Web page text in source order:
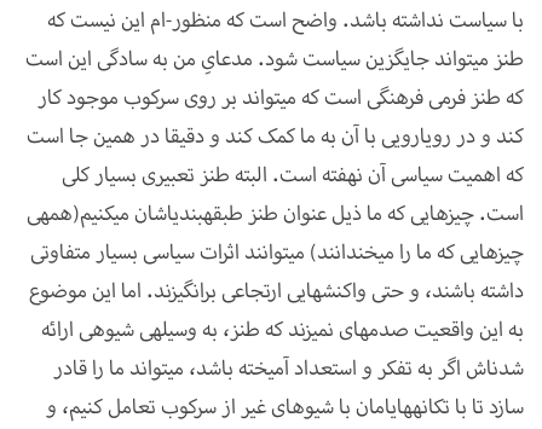
با سیاست نداشته باشد. واضح است که منظور-ام این نیست که
طنز می­تواند جایگزین سیاست شود. مدعایِ من به سادگی این است
که طنز فرمی فرهنگی است که می­تواند بر روی سرکوب موجود کار
کند و در رویارویی با آن به ما کمک کند و دقیقا در همین جا است
که اهمیت سیاسی آن نهفته است. البته طنز تعبیری بسیار کلی
است. چیزهایی که ما ذیل عنوان طنز طبقه­بندی­اشان می­کنیم(همه­ی
چیزهایی که ما را می­خندانند) می­توانند اثرات سیاسی بسیار متفاوتی
داشته باشند، و حتی واکنش­هایی ارتجاعی برانگیزند. اما این موضوع
به این واقعیت صدمه­ای نمی­زند که طنز، به وسیله­ی شیوه­ی ارائه
شدن­اش اگر به تفکر و استعداد آمیخته باشد، می­تواند ما را قادر
سازد تا با تکانه­های­امان با شیوه­ای غیر از سرکوب تعامل کنیم، و